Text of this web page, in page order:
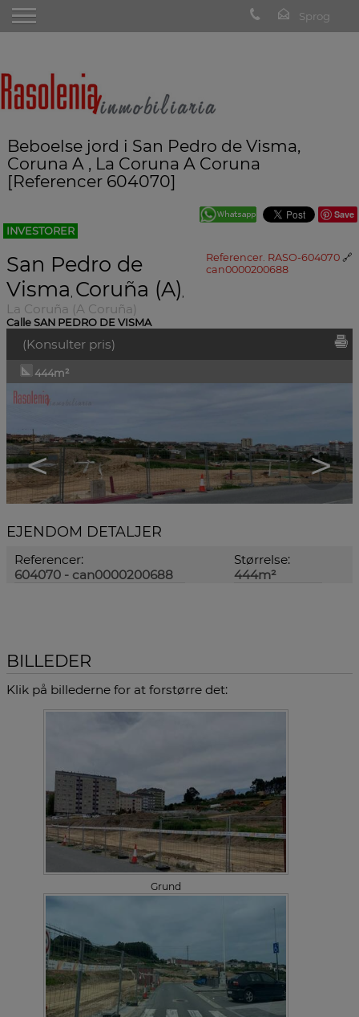
Beboelse jord i San Pedro de Visma,
Coruna A , La Coruna A Coruna
[Referencer 604070]
Save
INVESTORER
Referencer. RASO-604070 🔗
can0000200688
San Pedro de
Visma, Coruña (A),
La Coruña (A Coruña)
Calle SAN PEDRO DE VISMA
(Konsulter pris)
444m²
< >
EJENDOM DETALJER
Referencer:
604070 - can0000200688
Størrelse:
444m²
BILLEDER
Klik på billederne for at forstørre det:
Grund